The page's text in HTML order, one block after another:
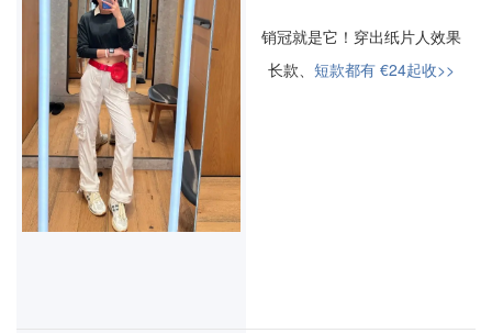
销冠就是它！穿出纸片人效果
长款、 短款都有 €24起收>>